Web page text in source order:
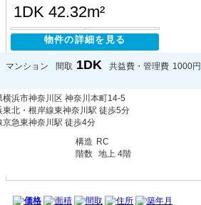
1DK 42.32m²
物件の詳細を見る
マンション 間取 1DK 共益費・管理費 1000円
横浜市神奈川区 神奈川本町14-5
東北・根岸線東神奈川駅 徒歩5分
京急東神奈川駅 徒歩4分
構造 RC
階数 地上 4階
価格 面積 間取 住所 築年月